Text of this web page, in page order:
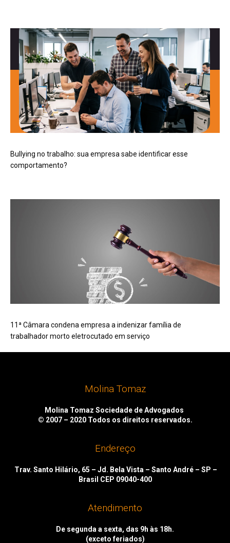
Bullying no trabalho: sua empresa sabe identificar esse
comportamento?
11ª Câmara condena empresa a indenizar família de
trabalhador morto eletrocutado em serviço
Molina Tomaz
Molina Tomaz Sociedade de Advogados
© 2007 – 2020 Todos os direitos reservados.
Endereço
Trav. Santo Hilário, 65 – Jd. Bela Vista – Santo André – SP –
Brasil CEP 09040-400
Atendimento
De segunda a sexta, das 9h às 18h.
(exceto feriados)